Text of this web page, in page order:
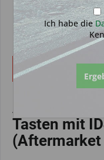
Tasten mit
Ich habe die